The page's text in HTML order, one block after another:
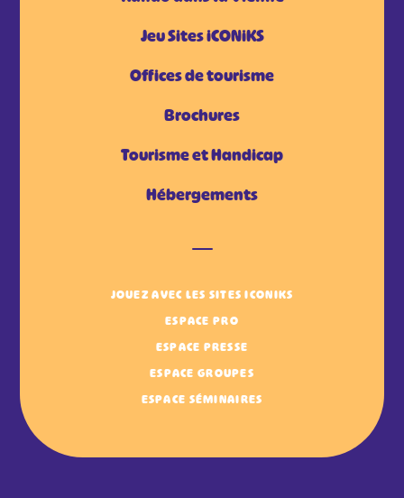
Jeu Sites iCONiKS
Offices de tourisme
Brochures
Tourisme et Handicap
Hébergements
JOUEZ AVEC LES SITES ICONIKS
ESPACE PRO
ESPACE PRESSE
ESPACE GROUPES
ESPACE SÉMINAIRES